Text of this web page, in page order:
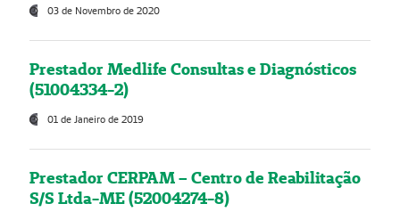
03 de Novembro de 2020
Prestador Medlife Consultas e Diagnósticos
(51004334-2)
01 de Janeiro de 2019
Prestador CERPAM – Centro de Reabilitação
S/S Ltda-ME (52004274-8)